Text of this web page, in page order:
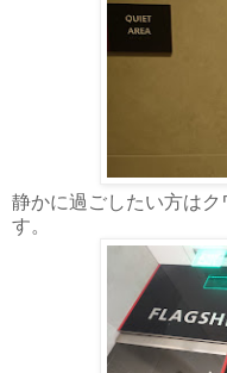
静かに過ごしたい方はク
す。